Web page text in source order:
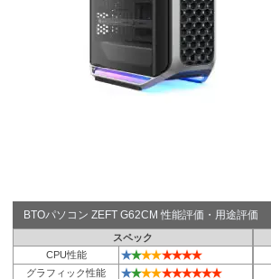
BTOパソコン ZEFT G62CM 性能評価・用途評価
スペック
CPU性能
★★★★★★★★
グラフィック性能
★★★★★★★★★★